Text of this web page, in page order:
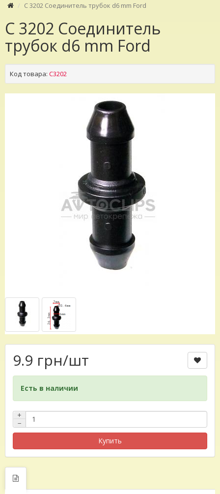
C 3202 Соединитель трубок d6 mm Ford
C 3202 Соединитель
трубок d6 mm Ford
Код товара: C3202
9.9 грн/шт
Есть в наличии
+
−
Купить